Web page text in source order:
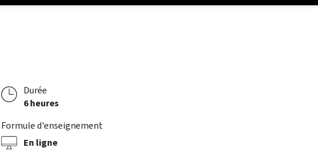
Durée
6 heures
Formule d'enseignement
En ligne